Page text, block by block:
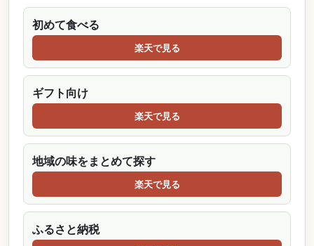
初めて食べる
楽天で見る
ギフト向け
楽天で見る
地域の味をまとめて探す
楽天で見る
ふるさと納税